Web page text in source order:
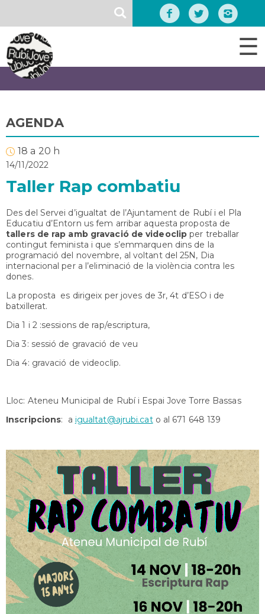
contingut
☰
AGENDA
18 a 20 h
14/11/2022
Taller Rap combatiu
Des del Servei d’igualtat de l’Ajuntament de Rubí i el Pla
Educatiu d’Entorn us fem arribar aquesta proposta de
tallers de rap amb gravació de videoclip per treballar
contingut feminista i que s’emmarquen dins de la
programació del novembre, al voltant del 25N, Dia
internacional per a l’eliminació de la violència contra les
dones.
La proposta es dirigeix per joves de 3r, 4t d’ESO i de
batxillerat.
Dia 1 i 2 :sessions de rap/escriptura,
Dia 3: sessió de gravació de veu
Dia 4: gravació de videoclip.
Lloc: Ateneu Municipal de Rubí i Espai Jove Torre Bassas
Inscripcions: a igualtat@ajrubi.cato al 671 648 139